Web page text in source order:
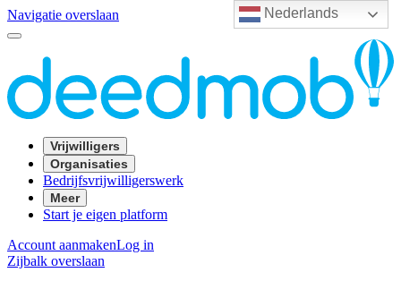
Nederlands
Navigatie overslaan
Vrijwilligers
Organisaties
Bedrijfsvrijwilligerswerk
Meer
Start je eigen platform
Account aanmakenLog in
Zijbalk overslaan